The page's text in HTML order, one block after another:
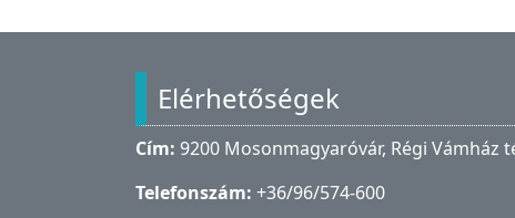
Elérhetőségek
Cím: 9200 Mosonmagyaróvár, Régi Vámház
Telefonszám: +36/96/574-600